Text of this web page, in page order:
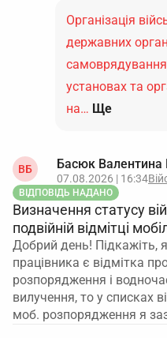
Організація
державних
установах та
на… Ще
ВБ Басюк Валентина
07.08.2026 | 16:34
ВІДПОВІДЬ НАДАНО
Визначення статусу
подвійній відмітці
Добрий день! Підкажіть,
працівника є відмітка
розпорядження і
вилучення, то у списках
моб. розпорядження я